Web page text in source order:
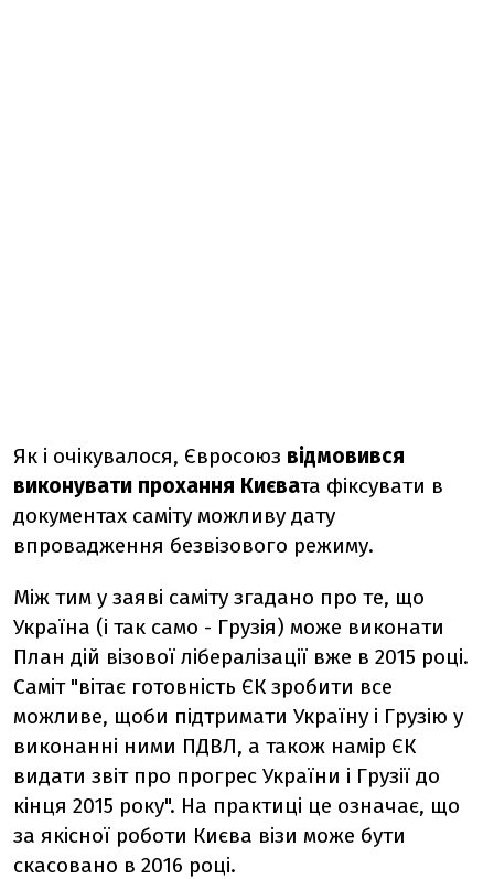
Як і очікувалося, Євросоюз відмовився
виконувати прохання Києвата фіксувати в
документах саміту можливу дату
впровадження безвізового режиму.
Між тим у заяві саміту згадано про те, що
Україна (і так само - Грузія) може виконати
План дій візової лібералізації вже в 2015 році.
Саміт "вітає готовність ЄК зробити все
можливе, щоби підтримати Україну і Грузію у
виконанні ними ПДВЛ, а також намір ЄК
видати звіт про прогрес України і Грузії до
кінця 2015 року". На практиці це означає, що
за якісної роботи Києва візи може бути
скасовано в 2016 році.